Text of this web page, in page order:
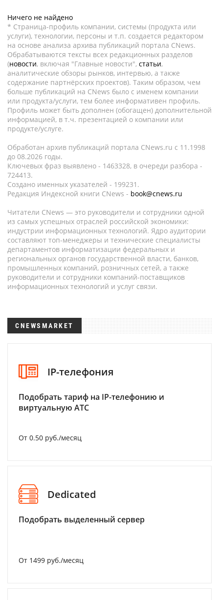
Ничего не найдено
* Страница-профиль компании, системы (продукта или
услуги), технологии, персоны и т.п. создается редактором
на основе анализа архива публикаций портала CNews.
Обрабатываются тексты всех редакционных разделов
(новости, включая "Главные новости", статьи,
аналитические обзоры рынков, интервью, а также
содержание партнёрских проектов). Таким образом, чем
больше публикаций на CNews было с именем компании
или продукта/услуги, тем более информативен профиль.
Профиль может быть дополнен (обогащен) дополнительной
информацией, в т.ч. презентацией о компании или
продукте/услуге.
Обработан архив публикаций портала CNews.ru c 11.1998
до 08.2026 годы.
Ключевых фраз выявлено - 1463328, в очереди разбора -
724413.
Создано именных указателей - 199231.
Редакция Индексной книги CNews - book@cnews.ru
Читатели CNews — это руководители и сотрудники одной
из самых успешных отраслей российской экономики:
индустрии информационных технологий. Ядро аудитории
составляют топ-менеджеры и технические специалисты
департаментов информатизации федеральных и
региональных органов государственной власти, банков,
промышленных компаний, розничных сетей, а также
руководители и сотрудники компаний-поставщиков
информационных технологий и услуг связи.
CNEWSMARKET
IP-телефония
Подобрать тариф на IP-телефонию и
виртуальную АТС
От 0.50 руб./месяц
Dedicated
Подобрать выделенный сервер
От 1499 руб./месяц